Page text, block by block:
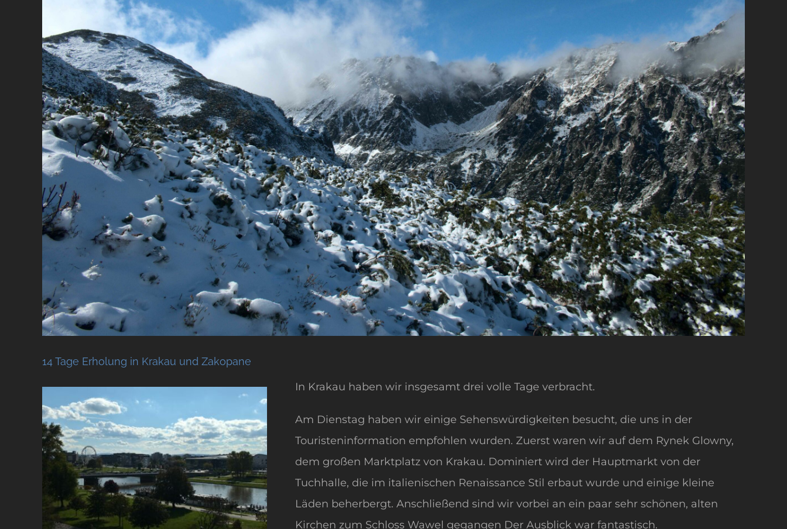
14 Tage Erholung in Krakau und Zakopane
In Krakau haben wir insgesamt drei volle Tage verbracht.
Am Dienstag haben wir einige Sehenswürdigkeiten besucht, die uns in der
Touristeninformation empfohlen wurden. Zuerst waren wir auf dem Rynek Glowny,
dem großen Marktplatz von Krakau. Dominiert wird der Hauptmarkt von der
Tuchhalle, die im italienischen Renaissance Stil erbaut wurde und einige kleine
Läden beherbergt. Anschließend sind wir vorbei an ein paar sehr schönen, alten
Kirchen zum Schloss Wawel gegangen Der Ausblick war fantastisch.